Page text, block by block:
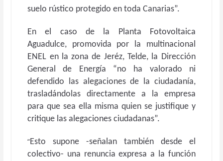
suelo rústico protegido en toda Canarias”.
En el caso de la Planta Fotovoltaica
Aguadulce, promovida por la multinacional
ENEL en la zona de Jeréz, Telde, la Dirección
General de Energía “no ha valorado ni
defendido las alegaciones de la ciudadanía,
trasladándolas directamente a la empresa
para que sea ella misma quien se justifique y
critique las alegaciones ciudadanas”.
“Esto supone -señalan también desde el
colectivo- una renuncia expresa a la función